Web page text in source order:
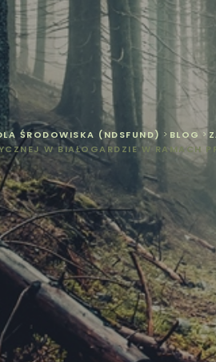
ŚRODOWISKA (NDSFUND) > BLOG >
W BIAŁOGARDZIE W RAMACH